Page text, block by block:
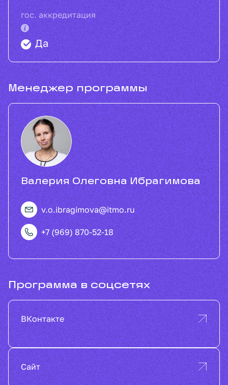
гос. аккредитация
Да
Менеджер программы
Валерия Олеговна Ибрагимова
v.o.ibragimova@itmo.ru
+7 (969) 870-52-18
Программа в соцсетях
ВКонтакте
Сайт